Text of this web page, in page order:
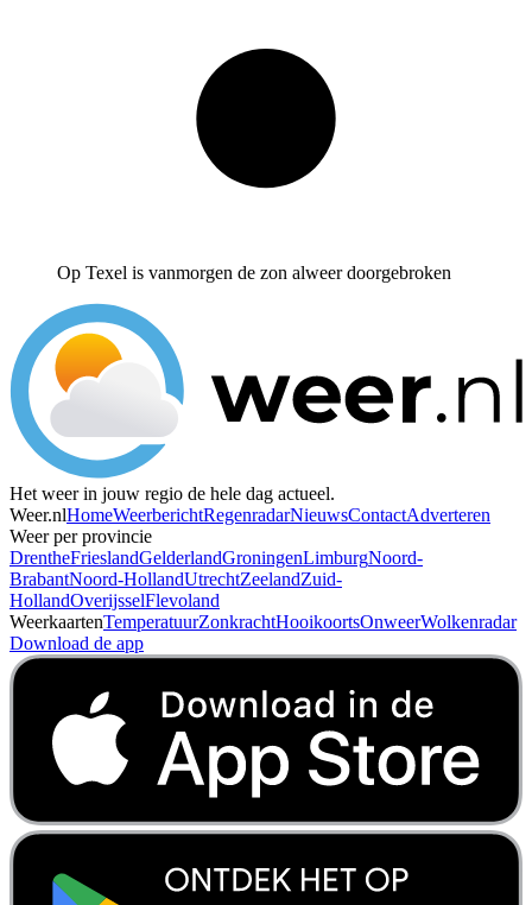
Op Texel is vanmorgen de zon alweer doorgebroken
Het weer in jouw regio de hele dag actueel.
Weer.nlHomeWeerberichtRegenradarNieuwsContactAdverteren
Weer per provincie
DrentheFrieslandGelderlandGroningenLimburgNoord-
BrabantNoord-HollandUtrechtZeelandZuid-
HollandOverijsselFlevoland
WeerkaartenTemperatuurZonkrachtHooikoortsOnweerWolkenradar
Download de app